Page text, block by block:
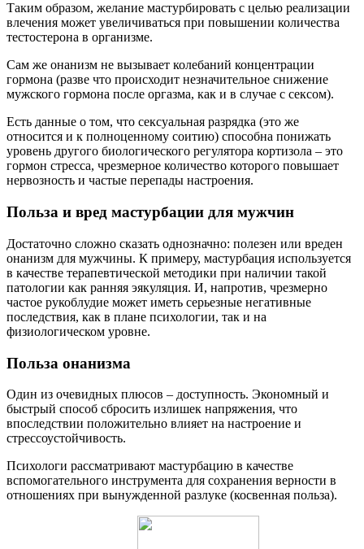
Таким образом, желание мастурбировать с целью реализации
влечения может увеличиваться при повышении количества
тестостерона в организме.
Сам же онанизм не вызывает колебаний концентрации
гормона (разве что происходит незначительное снижение
мужского гормона после оргазма, как и в случае с сексом).
Есть данные о том, что сексуальная разрядка (это же
относится и к полноценному соитию) способна понижать
уровень другого биологического регулятора кортизола – это
гормон стресса, чрезмерное количество которого повышает
нервозность и частые перепады настроения.
Польза и вред мастурбации для мужчин
Достаточно сложно сказать однозначно: полезен или вреден
онанизм для мужчины. К примеру, мастурбация используется
в качестве терапевтической методики при наличии такой
патологии как ранняя эякуляция. И, напротив, чрезмерно
частое рукоблудие может иметь серьезные негативные
последствия, как в плане психологии, так и на
физиологическом уровне.
Польза онанизма
Один из очевидных плюсов – доступность. Экономный и
быстрый способ сбросить излишек напряжения, что
впоследствии положительно влияет на настроение и
стрессоустойчивость.
Психологи рассматривают мастурбацию в качестве
вспомогательного инструмента для сохранения верности в
отношениях при вынужденной разлуке (косвенная польза).